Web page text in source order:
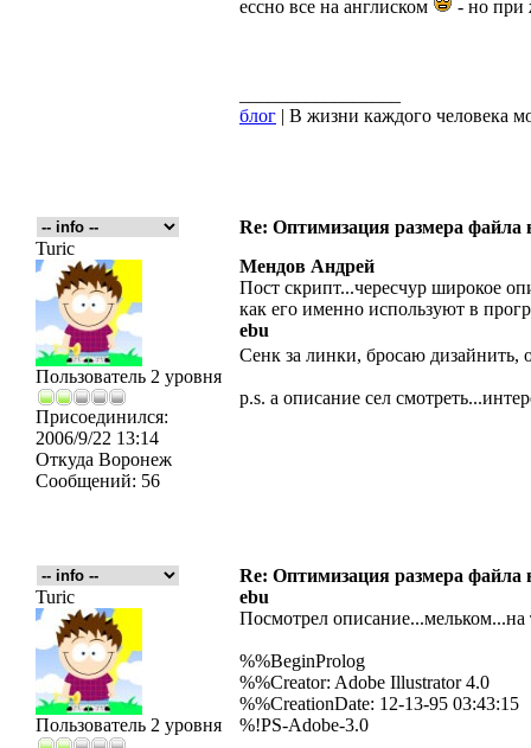
ессно все на англиском - но при
блог | В жизни каждого человека
Re: Оптимизация размера файла
Turic
Пользователь 2 уровня
Присоединился:
2006/9/22 13:14
Откуда Воронеж
Сообщений: 56
Мендов Андрей
Пост скрипт...чересчур широкое
как его именно используют в
ebu
Сенк за линки, бросаю дизайнить,
p.s. а описание сел
Re: Оптимизация размера файла
Turic
Пользователь 2 уровня
ebu
Посмотрел описание...мельком...на
%%BeginProlog
%%Creator: Adobe Illustrator 4.0
%%CreationDate: 12-13-95 03:43:15
%!PS-Adobe-3.0